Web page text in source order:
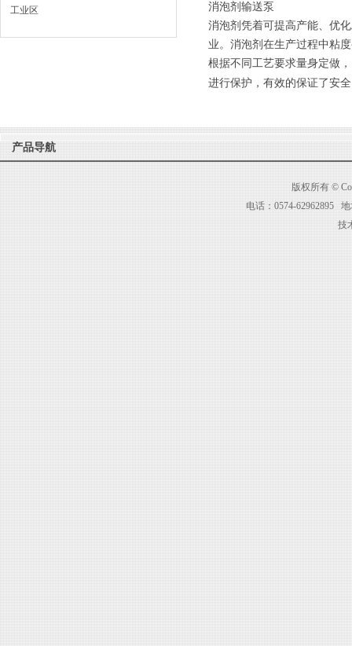
工业区
消泡剂输送泵
消泡剂凭着可提高产能、优
业。消泡剂在生产过程中粘
根据不同工艺要求量身定做
进行保护，有效的保证了安
产品导航
版权所有 ©
电话：0574-62962895
技